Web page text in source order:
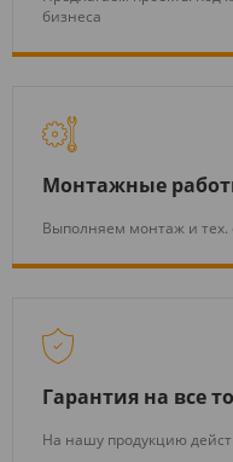
бизнеса
Монтажные
Выполняем монтаж и тех.
Гарантия на все
На нашу продукцию